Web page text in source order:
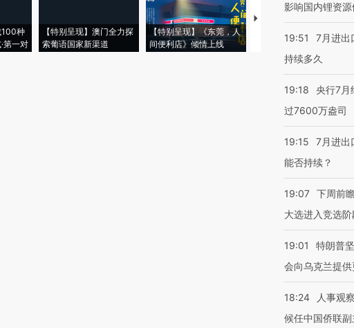
100种
第一对
【特别呈现】澳门全力探
索葡语国家新渠道
【特别呈现】《东莞，人
间便利店》倾情上线
【推广】走进第四届链博
会，让数智科技“链”接产
影响国内锂资
19:51
7月进出
持续多久
19:18
央行7月
过7600万盎司
19:15
7月进出
能否持续？
19:07 下周前
大选进入竞选阶
19:01
特朗普
会向乌克兰提供
18:24
人事观
候任中国侨联